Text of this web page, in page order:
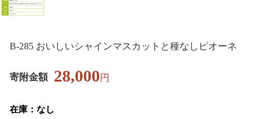
B-285 おいしいシャインマスカットと種なしピオーネ
寄附金額 28,000円
在庫：なし